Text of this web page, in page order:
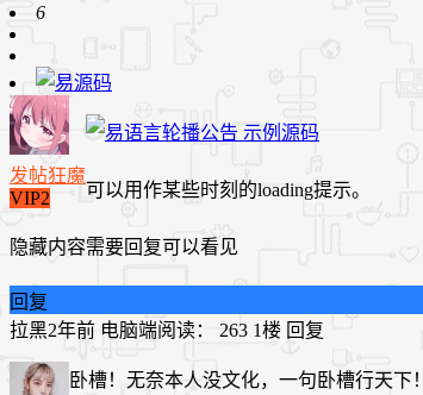
6
发帖狂魔
VIP2
可以用作某些时刻的loading提示。
隐藏内容需要回复可以看见
回复
拉黑2年前 电脑端阅读： 263 1楼 回复
卧槽！无奈本人没文化，一句卧槽行天下！